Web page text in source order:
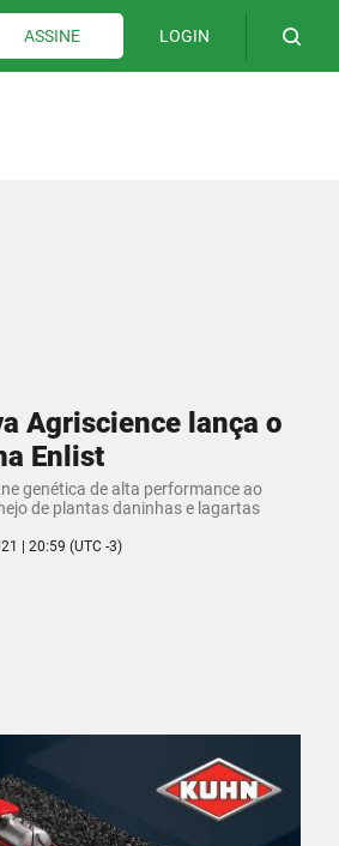
ASSINE LOGIN
Agriscience lança o
Enlist
genética de alta performance ao
de plantas daninhas e lagartas
| 20:59 (UTC -3)